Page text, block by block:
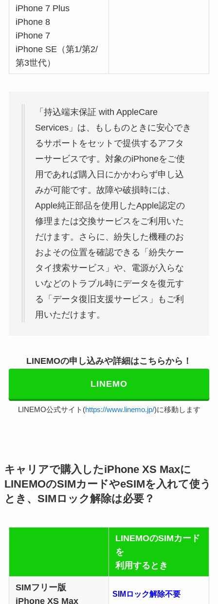
iPhone 7 Plus
iPhone 8
iPhone 7
iPhone SE（第1/第2/
第3世代）
「持込端末保証 with AppleCare
Services」は、もしものときに安心でき
るサポートをセットで提供するアフタ
ーサービスです。対象のiPhoneをご使
用であれば購入日にかかわらず申し込
みが可能です。故障や破損時には、
Apple純正部品を使用したApple認定の
修理または交換サービスをご利用いた
だけます。さらに、紛失した機種のお
およその位置を確認できる「紛失ケー
タイ捜索サービス」や、電源が入らな
いなどのトラブル時にデータを復元す
る「データ復旧支援サービス」もご利
用いただけます。
LINEMOの申し込みや詳細はこちらから！
LINEMO
LINEMO公式サイト(https://www.linemo.jp/)に移動します
キャリアで購入したiPhone XS Maxに
LINEMOのSIMカードやeSIMを入れて使う
とき、SIMロック解除は必要？
LINEMOのSIMカード
を
利用するとき
SIMフリー版
iPhone XS Max
SIMロック解除不要